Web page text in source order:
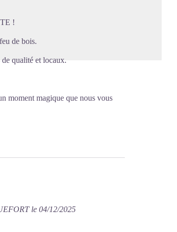
!
de bois.
qualité et locaux.
moment magique que nous vous
le 04/12/2025